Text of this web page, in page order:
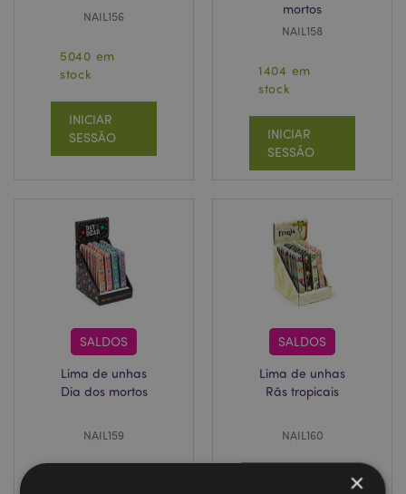
NAIL156
5040 em
stock
INICIAR
SESSÃO
mortos
NAIL158
1404 em
stock
INICIAR
SESSÃO
SALDOS
Lima de unhas
Dia dos mortos
NAIL159
SALDOS
Lima de unhas
Rãs tropicais
NAIL160
×